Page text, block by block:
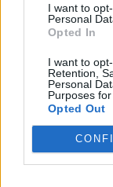
I want to
Personal
Opted In
I want to
Retention,
Personal
Purposes
Opted Out
BEST OF